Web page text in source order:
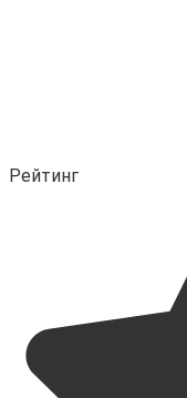
Рейтинг